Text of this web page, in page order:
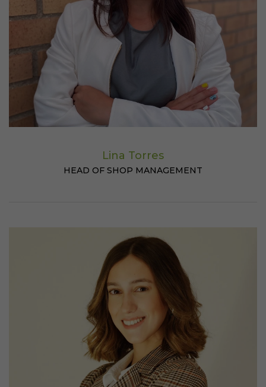
Lina Torres
HEAD OF SHOP MANAGEMENT